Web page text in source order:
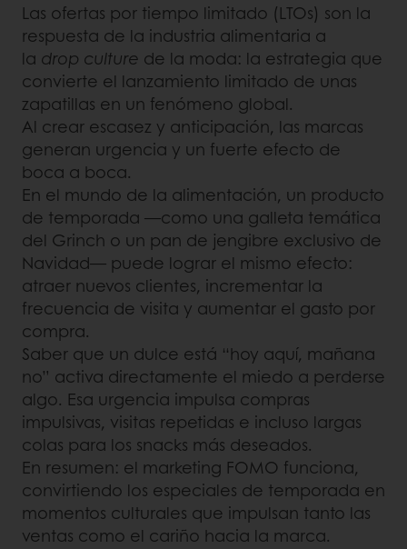
Las ofertas por tiempo limitado (LTOs) son la
respuesta de la industria alimentaria a
la drop culture de la moda: la estrategia que
convierte el lanzamiento limitado de unas
zapatillas en un fenómeno global.
Al crear escasez y anticipación, las marcas
generan urgencia y un fuerte efecto de
boca a boca.
En el mundo de la alimentación, un producto
de temporada —como una galleta temática
del Grinch o un pan de jengibre exclusivo de
Navidad— puede lograr el mismo efecto:
atraer nuevos clientes, incrementar la
frecuencia de visita y aumentar el gasto por
compra.
Saber que un dulce está “hoy aquí, mañana
no” activa directamente el miedo a perderse
algo. Esa urgencia impulsa compras
impulsivas, visitas repetidas e incluso largas
colas para los snacks más deseados.
En resumen: el marketing FOMO funciona,
convirtiendo los especiales de temporada en
momentos culturales que impulsan tanto las
ventas como el cariño hacia la marca.